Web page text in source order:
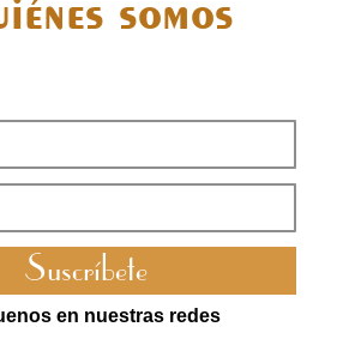
somos
Suscríbete
en nuestras redes